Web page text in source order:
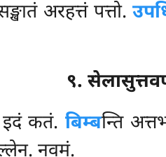
अरहत्तं पत्तो.
९.
इदं कतं.बिम्बन्ति
नवमं.